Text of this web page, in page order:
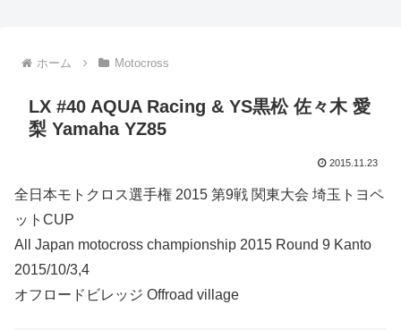
ホーム Motocross
LX #40 AQUA Racing & YS黒松 佐々木 愛
梨 Yamaha YZ85
2015.11.23
全日本モトクロス選手権 2015 第9戦 関東大会 埼玉トヨペ
ットCUP
All Japan motocross championship 2015 Round 9 Kanto
2015/10/3,4
オフロードビレッジ Offroad village